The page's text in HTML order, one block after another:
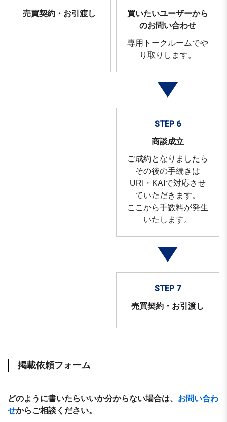
売買契約・お引渡し
買いたいユーザーから
のお問い合わせ
専用トークルームでや
り取りします。
STEP 6
商談成立
ご成約となりましたら
その後の手続きは
URI・KAIで対応させ
ていただきます。
ここから手数料が発生
いたします。
STEP 7
売買契約・お引渡し
掲載依頼フォーム
どのように書いたらいいか分からない場合は、 お問い合わ
せからご相談ください。